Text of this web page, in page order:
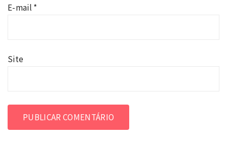
E-mail *
Site